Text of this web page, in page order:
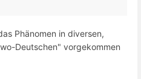
Phänomen in diversen,
Deutschen" vorgekommen